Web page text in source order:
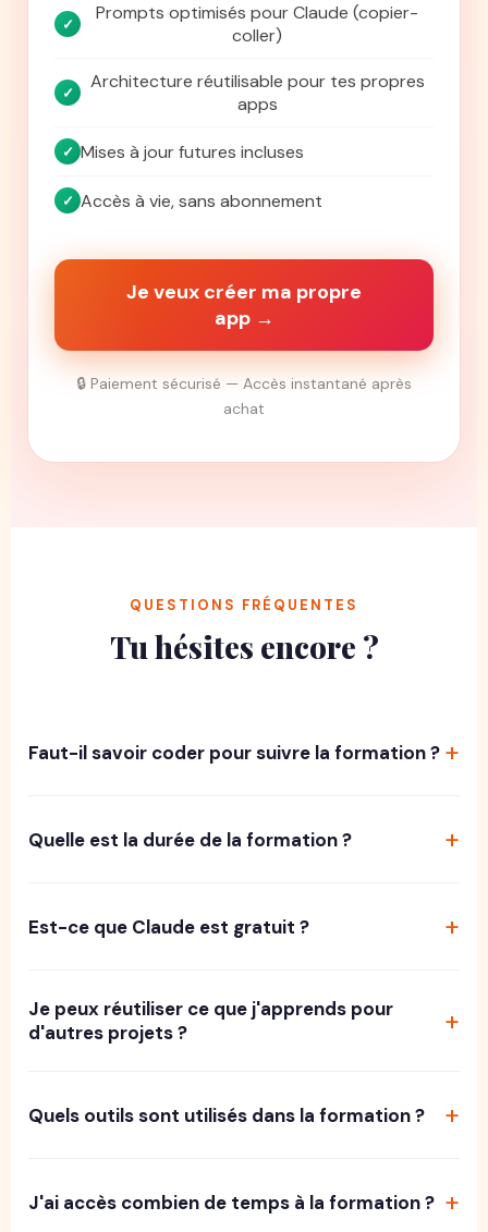
✓
Prompts optimisés pour Claude (copier-
coller)
✓
Architecture réutilisable pour tes propres
apps
✓ Mises à jour futures incluses
✓ Accès à vie, sans abonnement
Je veux créer ma propre
app →
🔒 Paiement sécurisé — Accès instantané après
achat
QUESTIONS FRÉQUENTES
Tu hésites encore ?
Faut-il savoir coder pour suivre la formation ?
Quelle est la durée de la formation ?
Est-ce que Claude est gratuit ?
Je peux réutiliser ce que j'apprends pour
d'autres projets ?
Quels outils sont utilisés dans la formation ?
J'ai accès combien de temps à la formation ?